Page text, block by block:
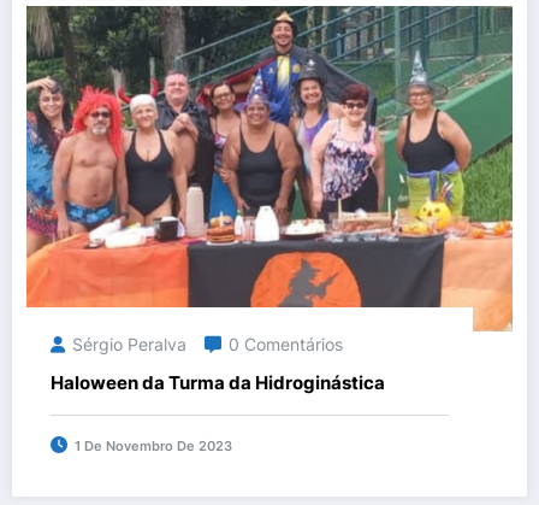
Sérgio Peralva 0 Comentários
Haloween da Turma da Hidroginástica
1 De Novembro De 2023